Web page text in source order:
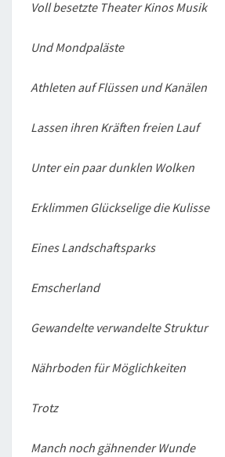
E
L
N
Voll besetzte Theater Kinos Musik
Und Mondpaläste
Athleten auf Flüssen und Kanälen
Lassen ihren Kräften freien Lauf
Unter ein paar dunklen Wolken
Erklimmen Glückselige die Kulisse
Eines Landschaftsparks
Emscherland
Gewandelte verwandelte Struktur
Nährboden für Möglichkeiten
Trotz
Manch noch gähnender Wunde